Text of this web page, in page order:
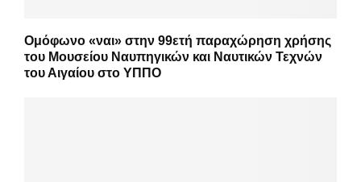
Ομόφωνο «ναι» στην 99ετή παραχώρηση χρήσης
του Μουσείου Ναυπηγικών και Ναυτικών Τεχνών
του Αιγαίου στο ΥΠΠΟ